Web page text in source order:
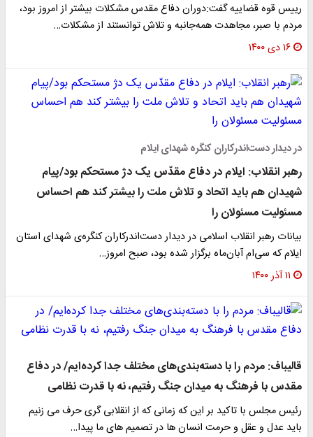
رییس قوه قضاییه گفت:دوران دفاع مقدس مشکلات بیشتر از امروز بود،
مردم با صبر، مجاهدت همه‌جانبه و تلاش توانستند از مشکلات…
۱۶ دی ۱۴۰۰
در دیدار دست‌اندرکاران کنگره شهدای ایلام
رهبر انقلاب: ایلام در دفاع مقدّس یک دژ مستحکم بود/پیام
شهیدان هم باید اتحاد و تلاش ملت را بیشتر کند هم احساس
مسئولیت مسئولان را
بیانات رهبر انقلاب اسلامی در دیدار دست‌اندرکاران کنگره‌ی شهدای استان
ایلام که سی‌ام آبان‌ماه برگزار شده بود، صبح امروز…
۱۱ آذر ۱۴۰۰
قالیباف: مردم را با دسته‌بندی‌های مختلف جدا کرده‌ایم/ در دفاع
مقدس با فرهنگ به میدان جنگ رفتیم، نه با قدرت نظامی
رئیس مجلس با تاکید بر این که زمانی که از انقلابی گری حرف می زنیم
باید عدل و عقل و حرمت انسان ها در تصمیم های ما پیدا…